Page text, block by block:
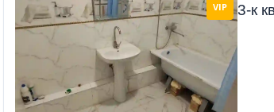
VIP 3-к